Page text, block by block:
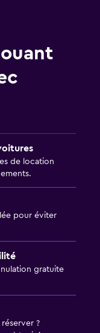
de location
pour éviter
gratuite
?